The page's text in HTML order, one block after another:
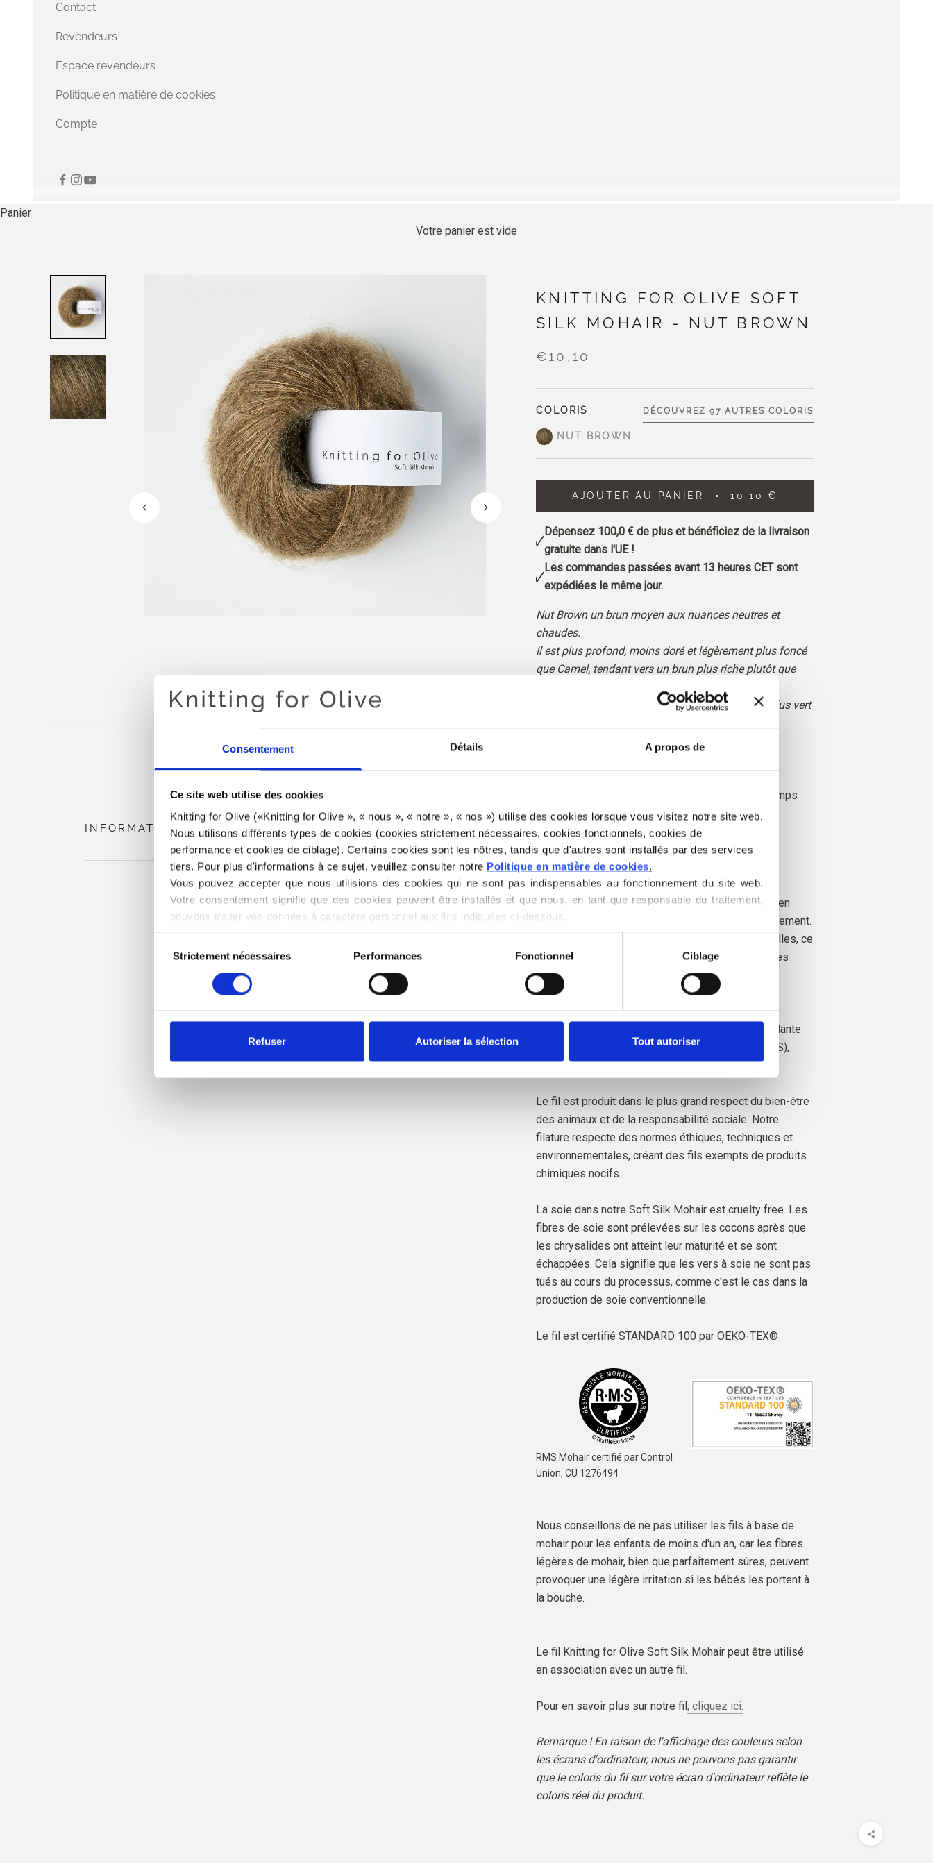
Consentement Détails A propos de
Ce site web utilise des cookies
Knitting for Olive («Knitting for Olive », « nous », « notre », « nos ») utilise des cookies lorsque vous visitez notre site web.
Nous utilisons différents types de cookies (cookies strictement nécessaires, cookies fonctionnels, cookies de
performance et cookies de ciblage). Certains cookies sont les nôtres, tandis que d'autres sont installés par des services
tiers. Pour plus d'informations à ce sujet, veuillez consulter notre Politique en matière de cookies.
Vous pouvez accepter que nous utilisions des cookies qui ne sont pas indispensables au fonctionnement du site web.
Votre consentement signifie que des cookies peuvent être installés et que nous, en tant que responsable du traitement,
pouvons traiter vos données à caractère personnel aux fins indiquées ci-dessous.
Vous pouvez modifier ou retirer votre consentement à tout moment via notre Politique en matière de cookies, où vous
trouverez également des informations sur le blocage et la suppression des cookies.
consentement
Strictement nécessaires Performances Fonctionnel Ciblage
Refuser Autoriser la sélection Tout autoriser
Contact
Revendeurs
Espace revendeurs
Politique en matière de cookies
Compte
Panier
Votre panier est vide
KNITTING FOR OLIVE SOFT
SILK MOHAIR - NUT BROWN
€10,10
COLORIS
NUT BROWN
DÉCOUVREZ 97 AUTRES COLORIS
AJOUTER AU PANIER 10,10 €
Dépensez 100,0 € de plus et bénéficiez de la livraison
gratuite dans l'UE !
Les commandes passées avant 13 heures CET sont
expédiées le même jour.
Nut Brown un brun moyen aux nuances neutres et
chaudes.
Il est plus profond, moins doré et légèrement plus foncé
que Camel, tendant vers un brun plus riche plutôt que
Le mohair est légèrement plus discret et un peu plus vert
: Printemps
clair
Knitting for Olive Soft Silk Mohair est un luxueux
mélange de kid mohair et de soie de mûrier.
Notre mohair provient de chèvres angora élevées en
Afrique du Sud et le fil est également produit localement.
Nos fils sont traçables jusqu'aux fermes individuelles, ce
qui signifie que nous savons exactement de quelles
fermes, de quels éleveurs et de quelles chèvres
provient notre laine.
Tout notre mohair est certifié de manière indépendante
selon la norme Responsible Mohair Standard (RMS),
certifiée par Control Union,CU 1276494.
Le fil est produit dans le plus grand respect du bien-être
des animaux et de la responsabilité sociale. Notre
filature respecte des normes éthiques, techniques et
environnementales, créant des fils exempts de produits
chimiques nocifs.
La soie dans notre Soft Silk Mohair est cruelty free. Les
fibres de soie sont prélevées sur les cocons après que
les chrysalides ont atteint leur maturité et se sont
échappées. Cela signifie que les vers à soie ne sont pas
tués au cours du processus, comme c'est le cas dans la
production de soie conventionnelle.
Le fil est certifié STANDARD 100 par OEKO-TEX®
RMS Mohair certifié par Control
Union, CU 1276494
Nous conseillons de ne pas utiliser les fils à base de
mohair pour les enfants de moins d'un an, car les fibres
légères de mohair, bien que parfaitement sûres, peuvent
provoquer une légère irritation si les bébés les portent à
la bouche.
Le fil Knitting for Olive Soft Silk Mohair peut être utilisé
en association avec un autre fil.
Pour en savoir plus sur notre fil, cliquez ici.
Remarque ! En raison de l'affichage des couleurs selon
les écrans d'ordinateur, nous ne pouvons pas garantir
que le coloris du fil sur votre écran d'ordinateur reflète le
coloris réel du produit.
INFORMATIONS SUR LE PRODUIT